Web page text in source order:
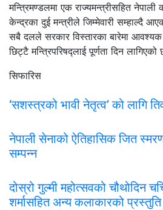
मन्त्रिमण्डलमा एक राज्यमन्त्रीसहित नेपाली
केन्द्रका दुई मन्त्रीले जिम्मेवारी सम्हाल्दै
सबै दलले सरकार विस्तारका बारेमा
छिट्टै मन्त्रिपरिषद्लाई पूर्णता दिन लागिएको
सिफारिस
‘सशस्त्रको भावी नेतृत्व’ को लागि
नेपाली सेनाको ऐतिहासिक जित
सम्पन्न
दोस्रो गुल्मी महोत्सवको चौथोदिन
शर्मासहित अन्य कलाकारको